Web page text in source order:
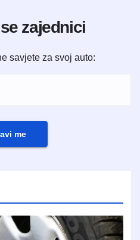
zajednici
savjete za svoj auto:
me